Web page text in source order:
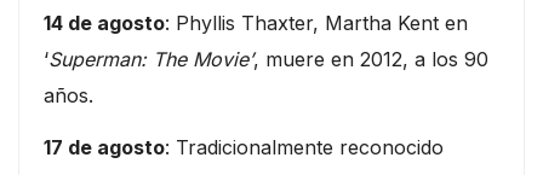
14 de agosto: Phyllis Thaxter, Martha Kent en
‘Superman: The Movie’, muere en 2012, a los 90
años.
17 de agosto: Tradicionalmente reconocido